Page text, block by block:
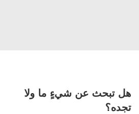
هل تبحث عن شيءٍ ما ولا
تجده؟